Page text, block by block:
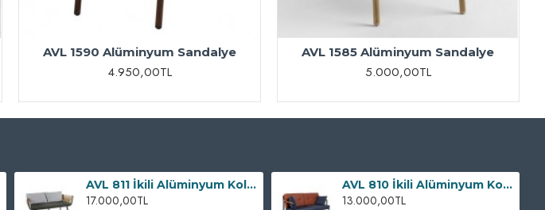
AVL 1590 Alüminyum Sandalye
4.950,00TL
AVL 1585 Alüminyum Sandalye
5.000,00TL
AVL 811 İkili Alüminyum Koltuk
17.000,00TL
AVL 810 İkili Alüminyum Koltuk
13.000,00TL